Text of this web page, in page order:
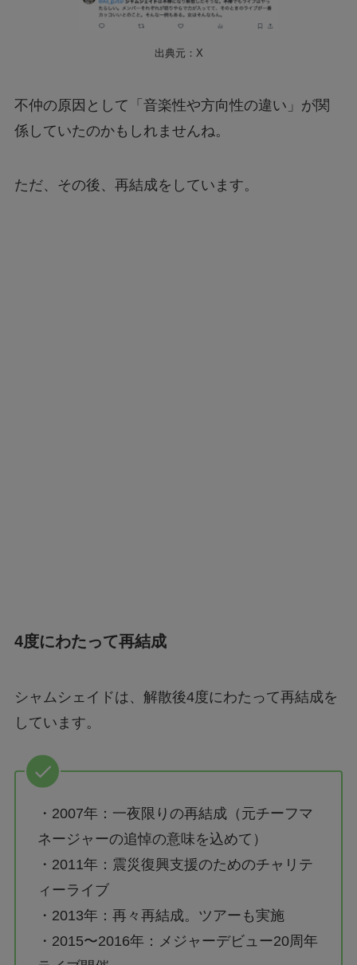
出典元：X
不仲の原因として「音楽性や方向性の違い」が関
係していたのかもしれませんね。
ただ、その後、再結成をしています。
4度にわたって再結成
シャムシェイドは、解散後4度にわたって再結成を
しています。
・2007年：一夜限りの再結成（元チーフマ
ネージャーの追悼の意味を込めて）
・2011年：震災復興支援のためのチャリテ
ィーライブ
・2013年：再々再結成。ツアーも実施
・2015〜2016年：メジャーデビュー20周年